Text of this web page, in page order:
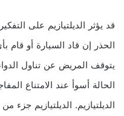
قد يؤثر الديلتيازيم على
الحذر إن قاد السيارة أو قام
يتوقف المريض عن تناول
الحالة أسوأ عند الامتناع
الديلتيازيم. الديلتيازيم